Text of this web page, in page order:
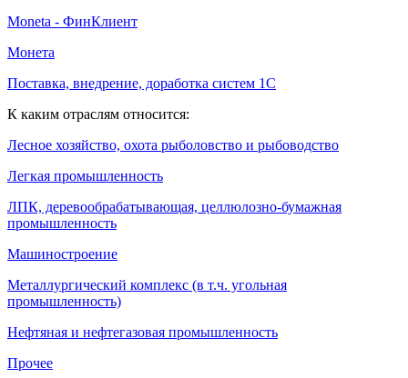
Moneta - ФинКлиент
Монета
Поставка, внедрение, доработка систем 1С
К каким отраслям относится:
Лесное хозяйство, охота рыболовство и рыбоводство
Легкая промышленность
ЛПК, деревообрабатывающая, целлюлозно-бумажная
промышленность
Машиностроение
Металлургический комплекс (в т.ч. угольная
промышленность)
Нефтяная и нефтегазовая промышленность
Прочее